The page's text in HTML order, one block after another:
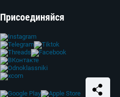
Присоединяйся